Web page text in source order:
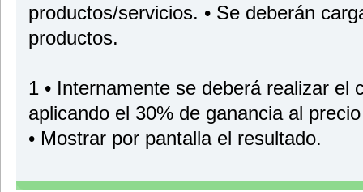
productos/servicios. • Se deberán
productos.
1 • Internamente se deberá realizar el
aplicando el 30% de ganancia al
• Mostrar por pantalla el resultado.